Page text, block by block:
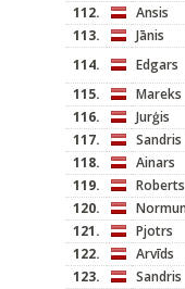
112.
Ansis
113.
Jānis
114.
Edgars
115.
Mareks
116.
Jurģis
117.
Sandris
118.
Ainars
119.
Roberts
120.
121.
Pjotrs
122.
Arvīds
123.
Sandris